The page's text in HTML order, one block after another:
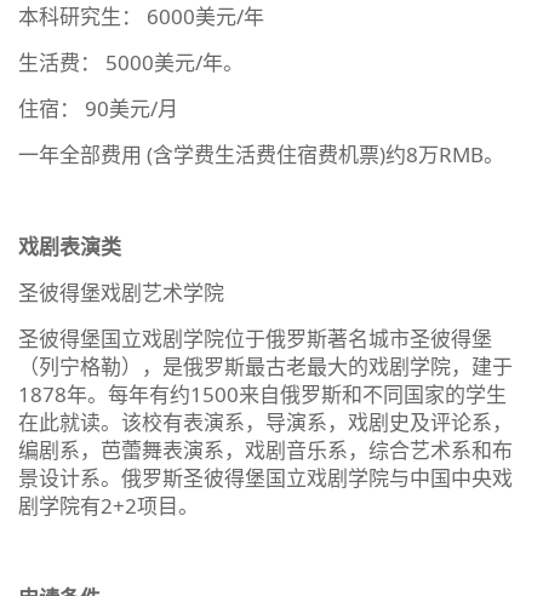
本科研究生： 6000美元/年
生活费： 5000美元/年。
住宿： 90美元/月
一年全部费用 (含学费生活费住宿费机票)约8万RMB。
戏剧表演类
圣彼得堡戏剧艺术学院
圣彼得堡国立戏剧学院位于俄罗斯著名城市圣彼得堡
（列宁格勒），是俄罗斯最古老最大的戏剧学院，建于
1878年。每年有约1500来自俄罗斯和不同国家的学生
在此就读。该校有表演系，导演系，戏剧史及评论系，
编剧系，芭蕾舞表演系，戏剧音乐系，综合艺术系和布
景设计系。俄罗斯圣彼得堡国立戏剧学院与中国中央戏
剧学院有2+2项目。